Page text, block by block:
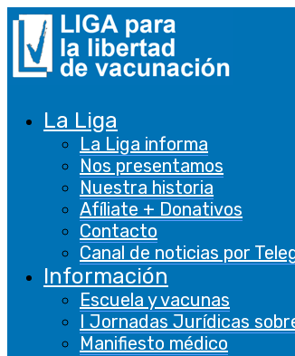
La Liga
La Liga informa
Nos presentamos
Nuestra historia
Afíliate + Donativos
Contacto
Canal de noticias por
Información
Escuela y vacunas
I Jornadas Jurídicas
Manifiesto médico